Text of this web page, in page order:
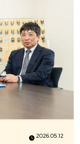
2026.05.12